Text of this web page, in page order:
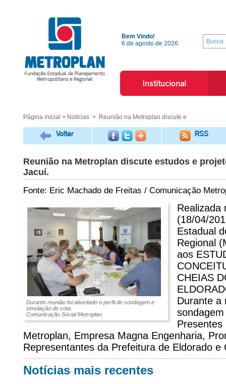
Bem Vindo!
6 de agosto de 2026
Institucional
Página inicial > Notícias > Reunião na Metroplan discute e
Voltar RSS
Reunião na Metroplan discute estudos e
Jacuí.
Fonte: Eric Machado de Freitas / Comunicação
Durante reunião foi abordado o perfil de sondagem e
simulação de cota.
Comunicação Social Metroplan
Realizada
(18/04/
Estadual
Regional
aos
CHEIAS
Durante a
Presentes
Metroplan, Empresa Magna Engenharia,
Representantes da Prefeitura de Eldorado e
Notícias mais recentes